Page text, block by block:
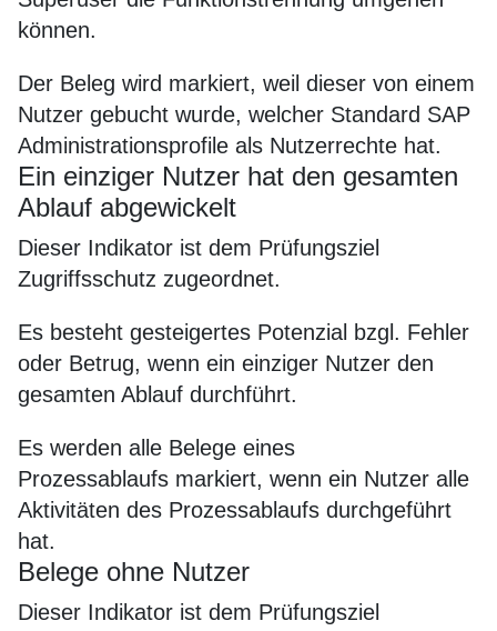
können.
Der Beleg wird markiert, weil dieser von einem
Nutzer gebucht wurde, welcher Standard SAP
Administrationsprofile als Nutzerrechte hat.
Ein einziger Nutzer hat den gesamten
Ablauf abgewickelt
Dieser Indikator ist dem Prüfungsziel
Zugriffsschutz zugeordnet.
Es besteht gesteigertes Potenzial bzgl. Fehler
oder Betrug, wenn ein einziger Nutzer den
gesamten Ablauf durchführt.
Es werden alle Belege eines
Prozessablaufs markiert, wenn ein Nutzer alle
Aktivitäten des Prozessablaufs durchgeführt
hat.
Belege ohne Nutzer
Dieser Indikator ist dem Prüfungsziel